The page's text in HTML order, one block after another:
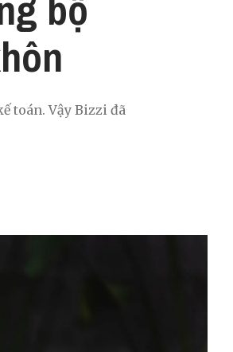
toán. Vậy Bizzi đã